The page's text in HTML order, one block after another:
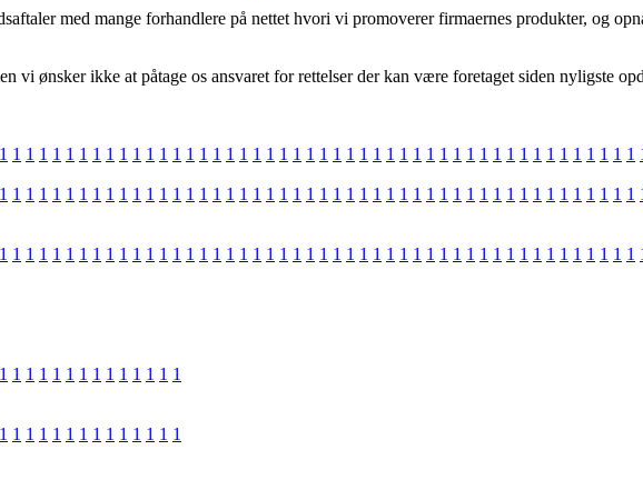
med mange forhandlere på nettet hvori vi promoverer firmaernes produkter, og
vi ønsker ikke at påtage os ansvaret for rettelser der kan være foretaget siden nyligste
1 1 1 1 1 1 1 1 1 1 1 1 1 1 1 1 1 1 1 1 1 1 1 1 1 1 1 1 1 1 1 1 1 1 1 1 1 1 1 1 1 1 1 1 1 1 1 1
1 1 1 1 1 1 1 1 1 1 1 1 1 1 1 1 1 1 1 1 1 1 1 1 1 1 1 1 1 1 1 1 1 1 1 1 1 1 1 1 1 1 1 1 1 1 1 1
1 1 1 1 1 1 1 1 1 1 1 1 1 1 1 1 1 1 1 1 1 1 1 1 1 1 1 1 1 1 1 1 1 1 1 1 1 1 1 1 1 1 1 1 1 1 1 1
1 1 1 1 1 1 1 1 1 1 1 1 1 1
1 1 1 1 1 1 1 1 1 1 1 1 1 1